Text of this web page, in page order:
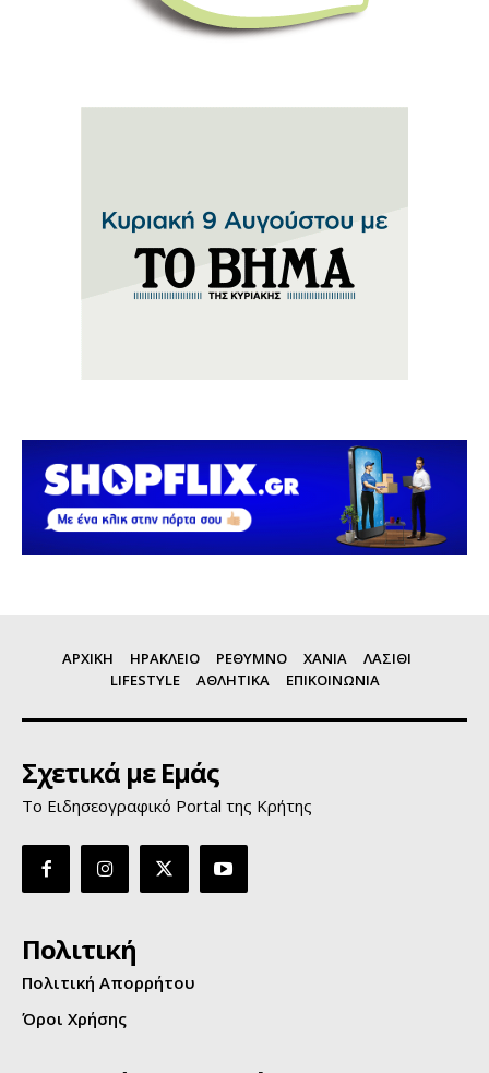
ΑΡΧΙΚΗ ΗΡΑΚΛΕΙΟ ΡΕΘΥΜΝΟ ΧΑΝΙΑ
ΛΑΣΙΘΙ
LIFESTYLE
ΑΘΛΗΤΙΚΑ ΕΠΙΚΟΙΝΩΝΙΑ
Σχετικά με Εμάς
Το Ειδησεογραφικό Portal της Κρήτης
Πολιτική
Πολιτική Απορρήτου
Όροι Χρήσης